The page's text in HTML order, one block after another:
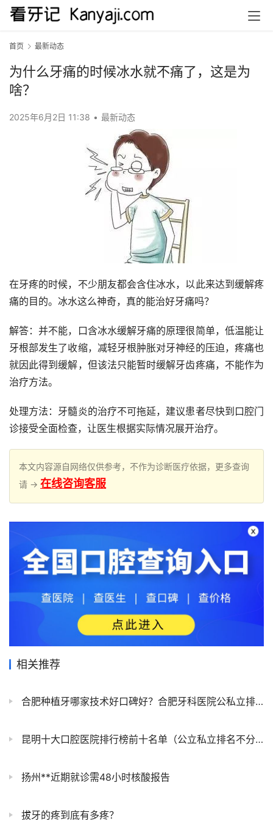
首页 最新动态
为什么牙痛的时候冰水就不痛了，这是为
啥？
2025年6月2日 11:38 • 最新动态
在牙疼的时候，不少朋友都会含住冰水，以此来达到缓解疼
痛的目的。冰水这么神奇，真的能治好牙痛吗？
解答：并不能，口含冰水缓解牙痛的原理很简单，低温能让
牙根部发生了收缩，减轻牙根肿胀对牙神经的压迫，疼痛也
就因此得到缓解，但该法只能暂时缓解牙齿疼痛，不能作为
治疗方法。
处理方法：牙髓炎的治疗不可拖延，建议患者尽快到口腔门
诊接受全面检查，让医生根据实际情况展开治疗。
本文内容源自网络仅供参考，不作为诊断医疗依据，更多查询
请 → 在线咨询客服
相关推荐
合肥种植牙哪家技术好口碑好？合肥牙科医院公私立排行榜前十名单
昆明十大口腔医院排行榜前十名单（公立私立排名不分先后）
扬州**近期就诊需48小时核酸报告
拔牙的疼到底有多疼？